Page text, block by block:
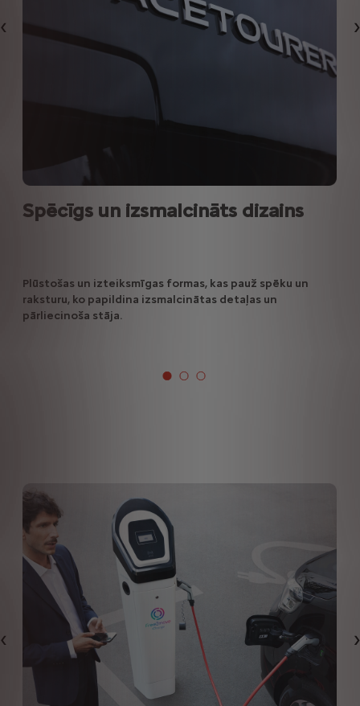
Iepriekšējais
Spēcīgs un izsmalcināts dizains
Plūstošas un izteiksmīgas formas, kas pauž spēku un
raksturu, ko papildina izsmalcinātas detaļas un
pārliecinoša stāja.
Iepriekšējais